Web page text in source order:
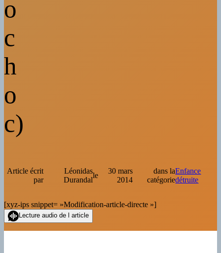
o
c
h
o
c)
Article écrit
par
Léonidas
Durandal
le
30 mars
2014
dans la
catégorie
Enfance
détruite
[xyz-ips snippet= »Modification-article-directe »]
Lecture audio de l article